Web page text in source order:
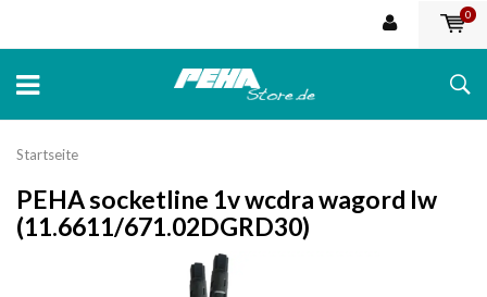
0
Startseite
PEHA socketline 1v wcdra wagord lw
(11.6611/671.02DGRD30)